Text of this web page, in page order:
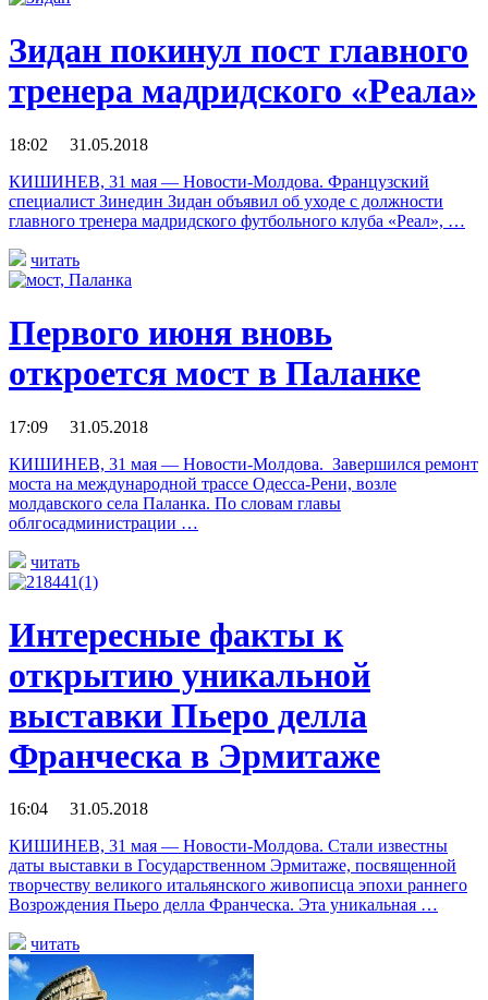
Зидан покинул пост главного
тренера мадридского «Реала»
18:02 31.05.2018
КИШИНЕВ, 31 мая — Новости-Молдова. Французский
специалист Зинедин Зидан объявил об уходе с должности
главного тренера мадридского футбольного клуба «Реал», …
читать
Первого июня вновь
откроется мост в Паланке
17:09 31.05.2018
КИШИНЕВ, 31 мая — Новости-Молдова. Завершился ремонт
моста на международной трассе Одесса-Рени, возле
молдавского села Паланка. По словам главы
облгосадминистрации …
читать
Интересные факты к
открытию уникальной
выставки Пьеро делла
Франческа в Эрмитаже
16:04 31.05.2018
КИШИНЕВ, 31 мая — Новости-Молдова. Стали известны
даты выставки в Государственном Эрмитаже, посвященной
творчеству великого итальянского живописца эпохи раннего
Возрождения Пьеро делла Франческа. Эта уникальная …
читать